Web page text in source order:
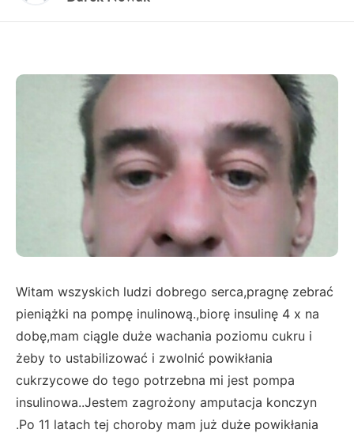
Witam wszyskich ludzi dobrego serca,pragnę zebrać
pieniążki na pompę inulinową.,biorę insulinę 4 x na
dobę,mam ciągle duże wachania poziomu cukru i
żeby to ustabilizować i zwolnić powikłania
cukrzycowe do tego potrzebna mi jest pompa
insulinowa..Jestem zagrożony amputacja konczyn
.Po 11 latach tej choroby mam już duże powikłania